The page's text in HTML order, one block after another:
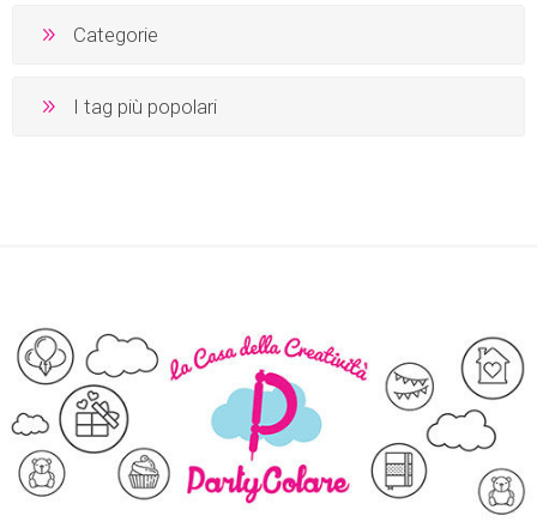
Categorie
I tag più popolari